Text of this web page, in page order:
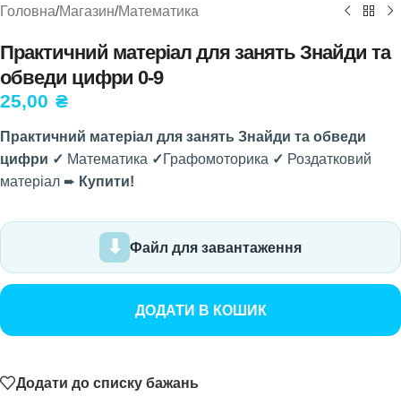
Головна/Магазин/Математика
Практичний матеріал для занять Знайди та
обведи цифри 0-9
25,00 ₴
Практичний матеріал для занять Знайди та обведи
цифри ✓ Математика ✓Графомоторика ✓ Роздатковий
матеріал ➨ Купити!
Файл для завантаження
ДОДАТИ В КОШИК
Додати до списку бажань